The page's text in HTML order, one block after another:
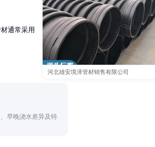
河北雄安境泽管材销售有限公司
通常采用
早晚浇水差异及特